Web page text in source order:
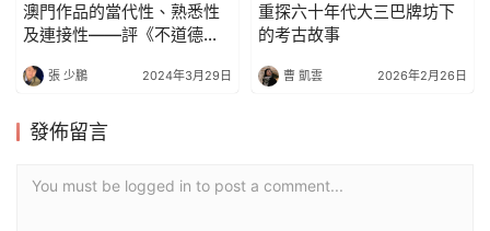
澳門作品的當代性、熟悉性
及連接性——評《不道德的
張 少鵬 2024年3月29日
重探六十年代大三巴牌坊下
的考古故事
曹 凱雲 2026年2月26日
發佈留言
You must be logged in to post a comment...